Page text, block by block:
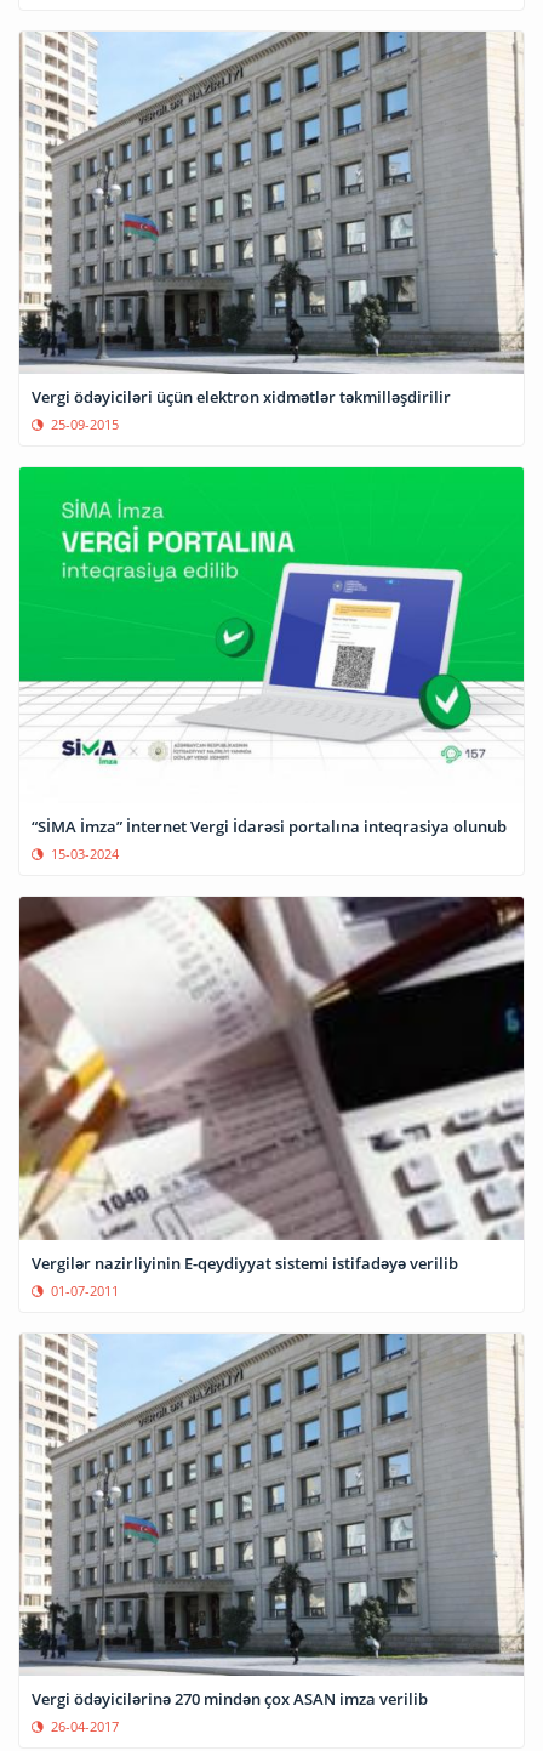
Vergi ödəyiciləri üçün elektron xidmətlər təkmilləşdirilir
25-09-2015
“SİMA İmza” İnternet Vergi İdarəsi portalına inteqrasiya olunub
15-03-2024
Vergilər nazirliyinin E-qeydiyyat sistemi istifadəyə verilib
01-07-2011
Vergi ödəyicilərinə 270 mindən çox ASAN imza verilib
26-04-2017